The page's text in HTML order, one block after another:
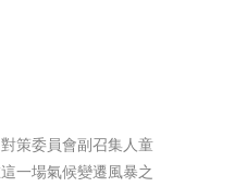
策委員會副召集人童
一場氣候變遷風暴之